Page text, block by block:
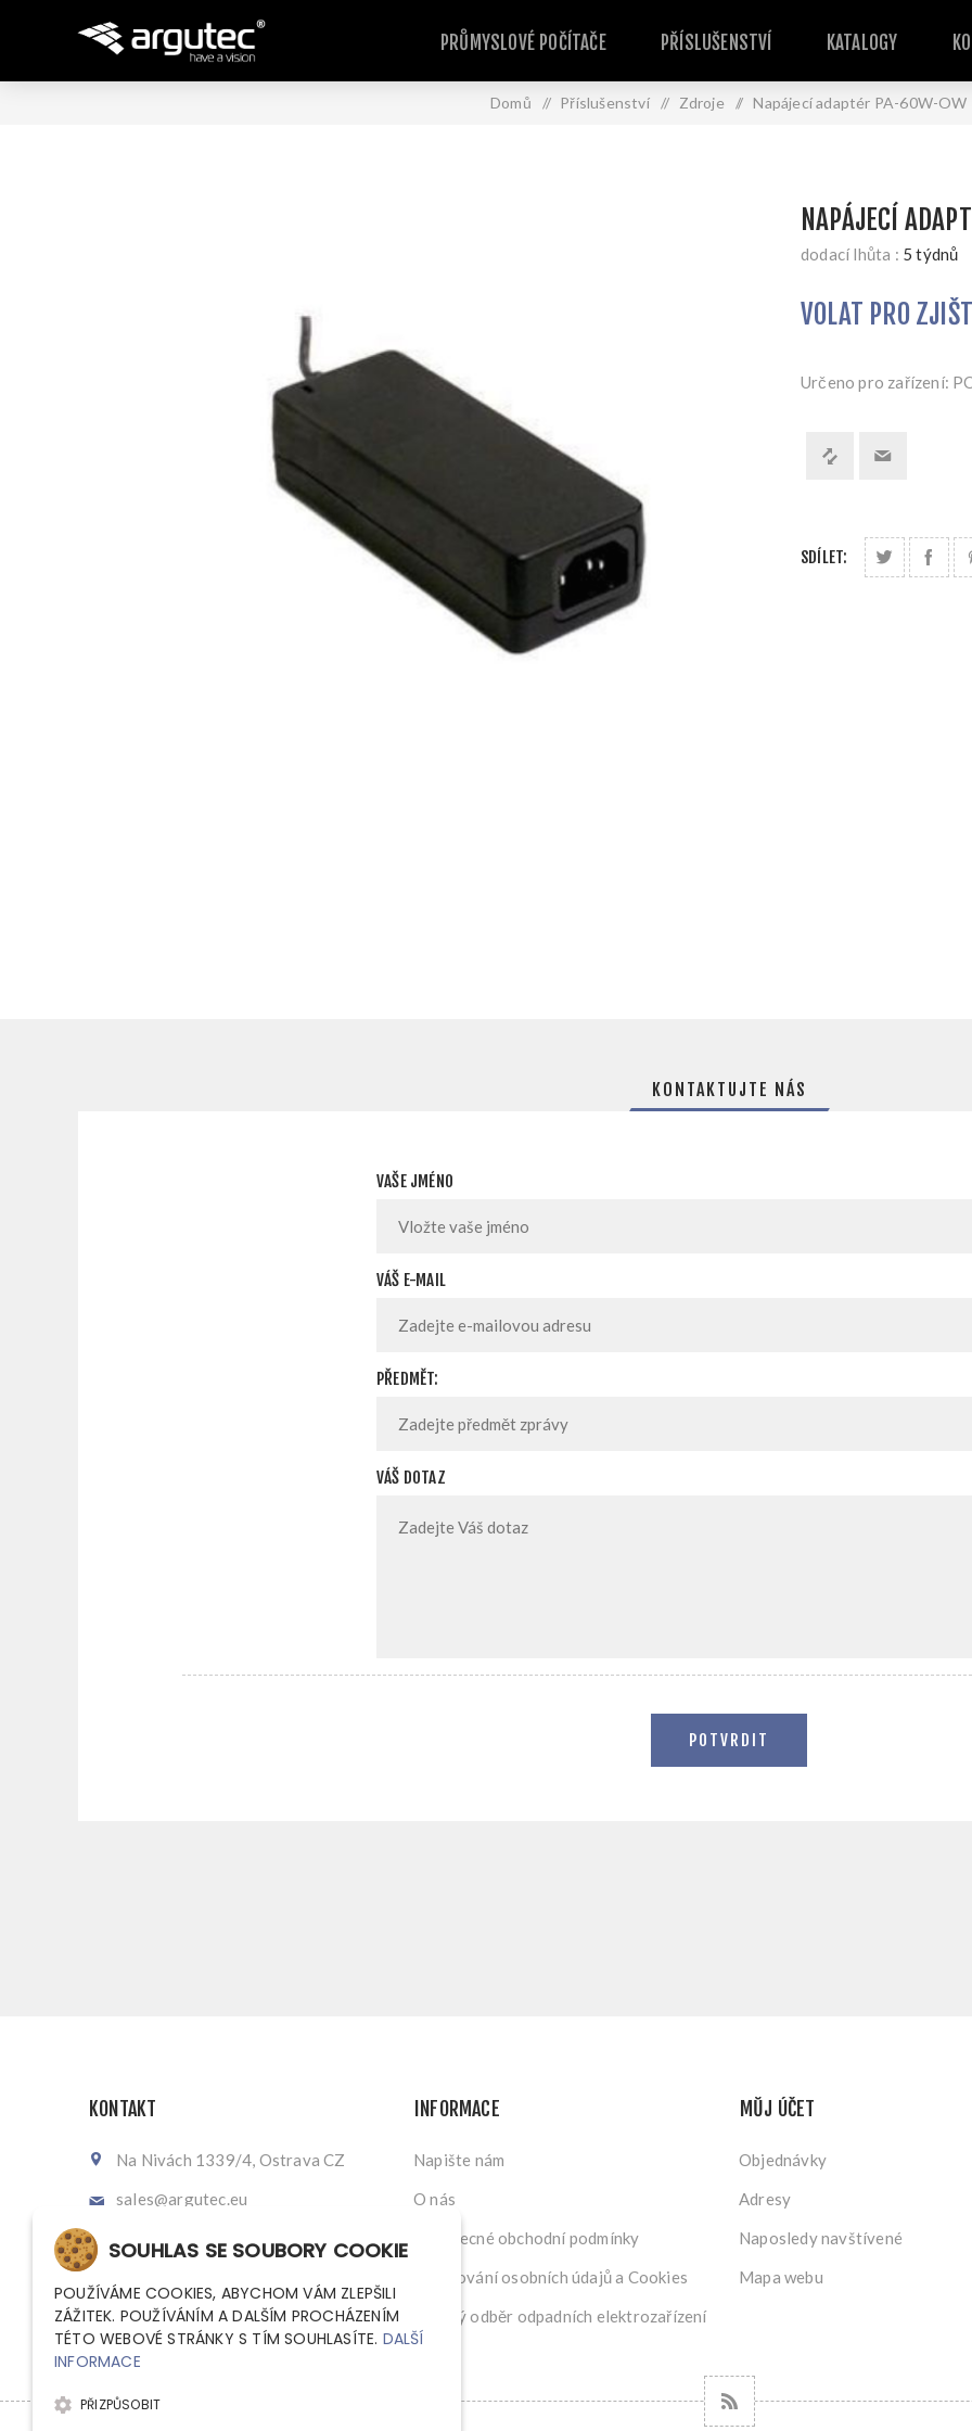
PRŮMYSLOVÉ POČÍTAČE PŘÍSLUŠENSTVÍ KATALOGY
Domů / Příslušenství / Zdroje / Napájecí adaptér PA-60W-OW
NAPÁJECÍ
dodací lhůta : 5 týdnů
VOLAT PRO
Určeno pro zařízení:
SDÍLET:
KONTAKTUJTE NÁS
VAŠE JMÉNO
VÁŠ E-MAIL
PŘEDMĚT:
VÁŠ DOTAZ
POTVRDIT
KONTAKT
Na Nivách 1339/4, Ostrava CZ
sales@argutec.eu
INFORMACE
Napište nám
O nás
Všeobecné obchodní podmínky
Zpracování osobních údajů a Cookies
Zpětný odběr odpadních elektrozařízení
MŮJ ÚČET
Objednávky
Adresy
Naposledy navštívené
Mapa webu
SOUHLAS SE SOUBORY COOKIE
POUŽÍVÁME COOKIES, ABYCHOM VÁM ZLEPŠILI
ZÁŽITEK. POUŽÍVÁNÍM A DALŠÍM PROCHÁZENÍM
TÉTO WEBOVÉ STRÁNKY S TÍM SOUHLASÍTE. DALŠÍ
INFORMACE
PŘIZPŮSOBIT